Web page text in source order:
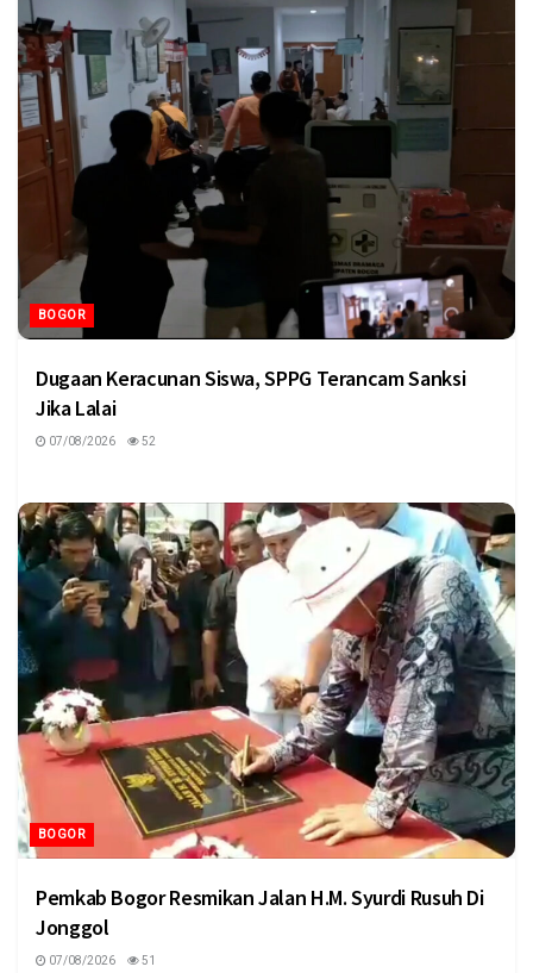
BOGOR
Dugaan Keracunan Siswa, SPPG Terancam Sanksi
Jika Lalai
07/08/2026 52
BOGOR
Pemkab Bogor Resmikan Jalan H.M. Syurdi Rusuh Di
Jonggol
07/08/2026 51